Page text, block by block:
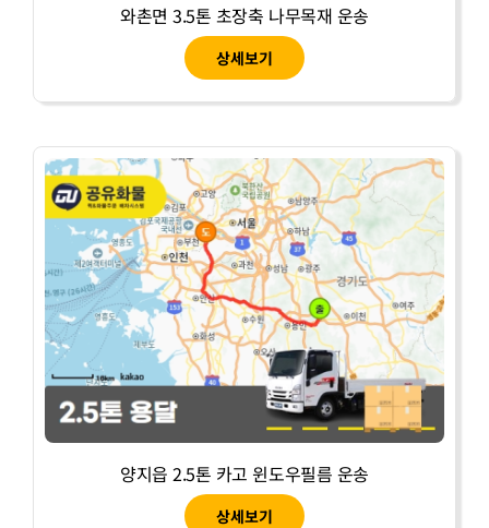
와촌면 3.5톤 초장축 나무목재 운송
상세보기
양지읍 2.5톤 카고 윈도우필름 운송
상세보기